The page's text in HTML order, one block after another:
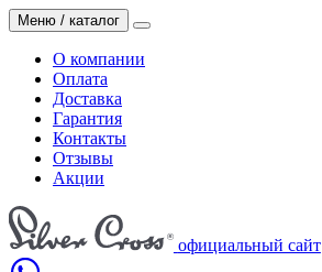
Меню / каталог
О компании
Оплата
Доставка
Гарантия
Контакты
Отзывы
Акции
официальный сайт